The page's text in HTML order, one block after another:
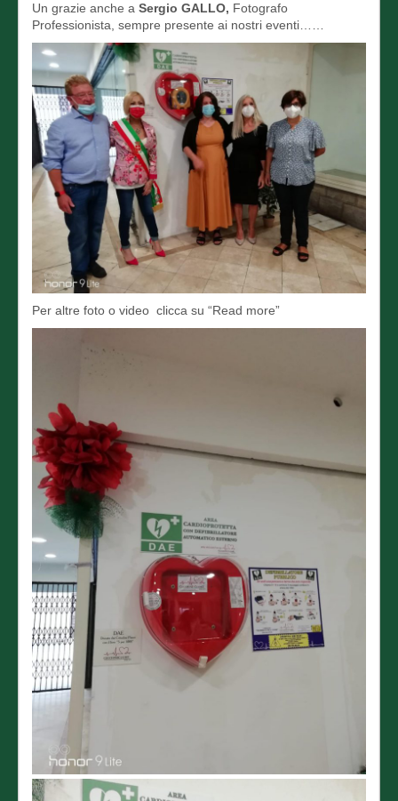
Un grazie anche a Sergio GALLO, Fotografo
Professionista, sempre presente ai nostri eventi……
Per altre foto o video clicca su “Read more”